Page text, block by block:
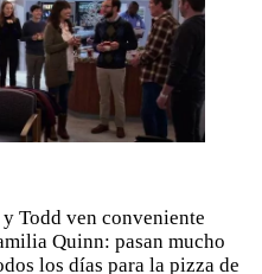
Todd ven conveniente
Quinn: pasan mucho
los días para la pizza de